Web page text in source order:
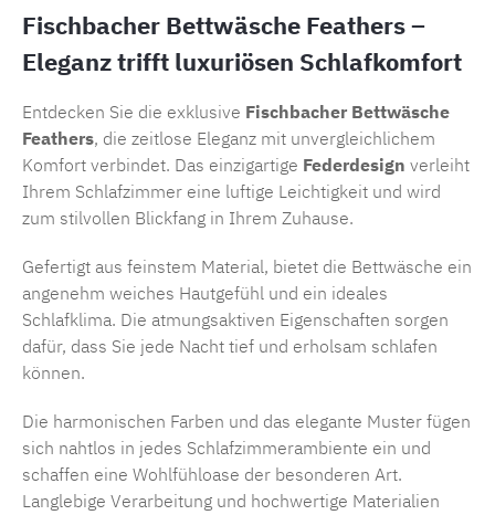
Fischbacher Bettwäsche Feathers –
Eleganz trifft luxuriösen Schlafkomfort
Entdecken Sie die exklusive Fischbacher Bettwäsche
Feathers, die zeitlose Eleganz mit unvergleichlichem
Komfort verbindet. Das einzigartige Federdesign verleiht
Ihrem Schlafzimmer eine luftige Leichtigkeit und wird
zum stilvollen Blickfang in Ihrem Zuhause.
Gefertigt aus feinstem Material, bietet die Bettwäsche ein
angenehm weiches Hautgefühl und ein ideales
Schlafklima. Die atmungsaktiven Eigenschaften sorgen
dafür, dass Sie jede Nacht tief und erholsam schlafen
können.
Die harmonischen Farben und das elegante Muster fügen
sich nahtlos in jedes Schlafzimmerambiente ein und
schaffen eine Wohlfühloase der besonderen Art.
Langlebige Verarbeitung und hochwertige Materialien